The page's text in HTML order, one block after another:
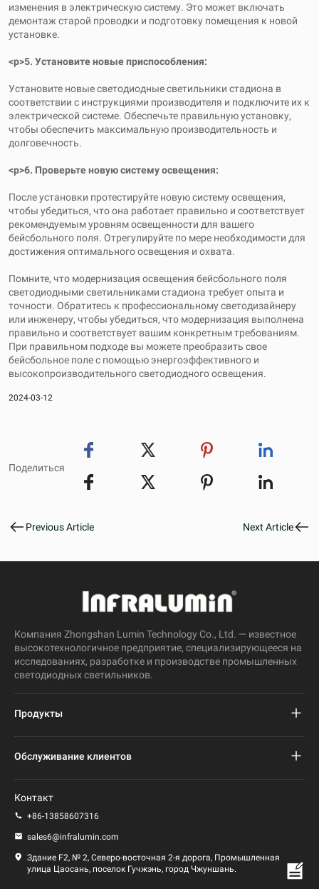
изменения в электрическую систему. Это может включать
демонтаж старой проводки и подготовку помещения к новой
установке.
<р>5. Установите новые приспособления:
Установите новые светодиодные светильники стадиона в
соответствии с инструкциями производителя и подключите их к
электрической системе. Обеспечьте правильную установку,
чтобы обеспечить максимальную производительность и
долговечность.
<р>6. Проверьте новую систему освещения:
После установки протестируйте новую систему освещения,
чтобы убедиться, что она работает правильно и соответствует
рекомендуемым уровням освещенности для вашего
бейсбольного поля. Отрегулируйте по мере необходимости для
достижения оптимального освещения и охвата.
Помните, что модернизация освещения бейсбольного поля
светодиодными светильниками стадиона требует опыта и
точности. Обратитесь к профессиональному светодизайнеру
или инженеру, чтобы убедиться, что модернизация выполнена
правильно и соответствует вашим конкретным требованиям.
При правильном подходе вы можете преобразить свое
бейсбольное поле с помощью энергоэффективного и
высокопроизводительного светодиодного освещения.
2024-03-12
Поделиться
Previous Article Next Article
Компания Zhongshan Lumin Technology Co., Ltd. — известное
высокотехнологичное предприятие, специализирующееся на
исследованиях, разработке и производстве промышленных
светодиодных светильников.
Продукты
Светодиодный фонарь
Обслуживание клиентов
политика конфиденциальности
Контакт
+86-13858607316
sales6@infralumin.com
Здание F2, № 2, Северо-восточная 2-я дорога, Промышленная
улица Цаосань, поселок Гучжэнь, город Чжуншань.